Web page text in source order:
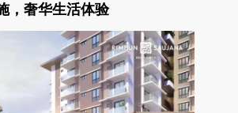
，奢华生活体验